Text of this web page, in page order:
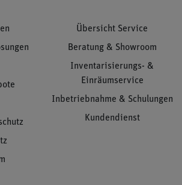
Übersicht Service
Beratung & Showroom
Inventarisierungs- &
Einräumservice
Inbetriebnahme & Schulungen
Kundendienst